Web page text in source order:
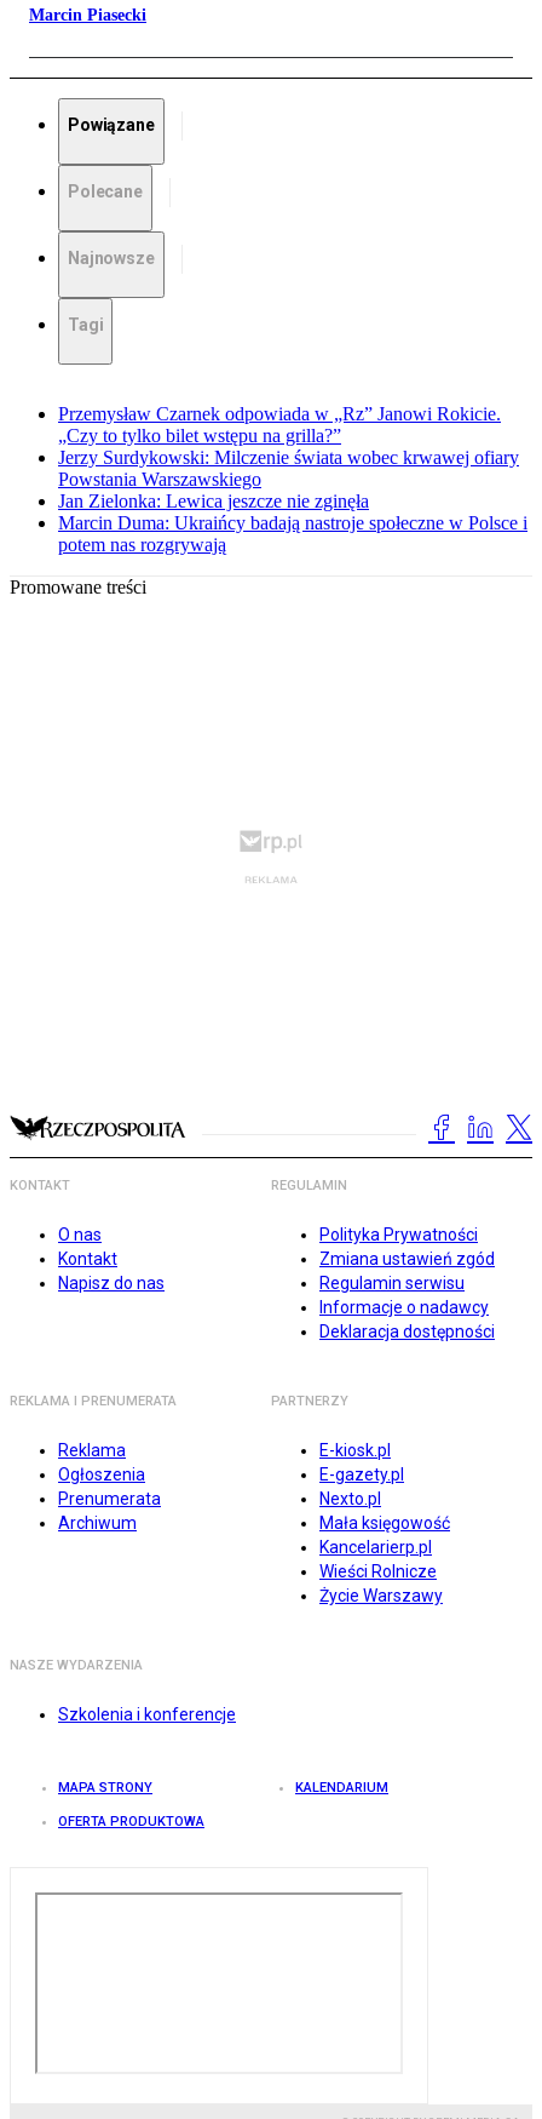
Marcin Piasecki
Powiązane
Polecane
Najnowsze
Tagi
Przemysław Czarnek odpowiada w „Rz” Janowi Rokicie.
„Czy to tylko bilet wstępu na grilla?”
Jerzy Surdykowski: Milczenie świata wobec krwawej ofiary
Powstania Warszawskiego
Jan Zielonka: Lewica jeszcze nie zginęła
Marcin Duma: Ukraińcy badają nastroje społeczne w Polsce i
potem nas rozgrywają
Promowane treści
KONTAKT
O nas
Kontakt
Napisz do nas
REGULAMIN
Polityka Prywatności
Zmiana ustawień zgód
Regulamin serwisu
Informacje o nadawcy
Deklaracja dostępności
REKLAMA I PRENUMERATA
Reklama
Ogłoszenia
Prenumerata
Archiwum
PARTNERZY
E-kiosk.pl
E-gazety.pl
Nexto.pl
Mała księgowość
Kancelarierp.pl
Wieści Rolnicze
Życie Warszawy
NASZE WYDARZENIA
Szkolenia i konferencje
MAPA STRONY KALENDARIUM
OFERTA PRODUKTOWA